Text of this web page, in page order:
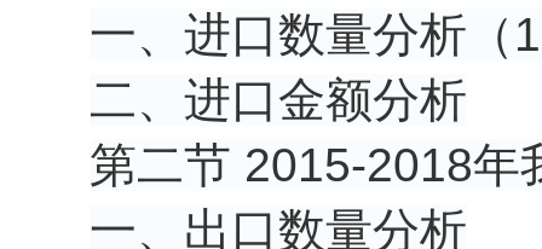
一、进口数量分析（
二、进口金额分析
第二节 2015-2018年
一、出口数量分析